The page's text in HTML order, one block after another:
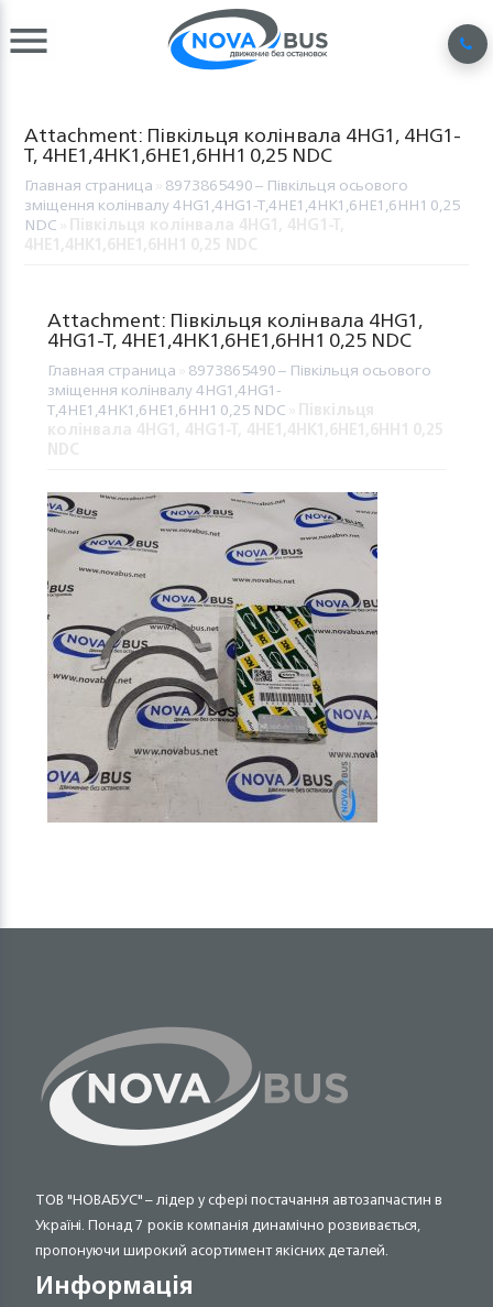
Attachment: Півкільця колінвала 4HG1, 4HG1-
T, 4HE1,4HK1,6HE1,6HH1 0,25 NDC
Главная страница 8973865490 – Півкільця осьового
зміщення колінвалу 4HG1,4HG1-T,4HE1,4HK1,6HE1,6HH1 0,25
NDC
Attachment: Півкільця колінвала 4HG1,
4HG1-T, 4HE1,4HK1,6HE1,6HH1 0,25 NDC
Главная страница 8973865490 – Півкільця осьового
зміщення колінвалу 4HG1,4HG1-
T,4HE1,4HK1,6HE1,6HH1 0,25 NDC
ТОВ "НОВАБУС" – лідер у сфері постачання автозапчастин в
Україні. Понад 7 років компанія динамічно розвивається,
пропонуючи широкий асортимент якісних деталей.
Информація